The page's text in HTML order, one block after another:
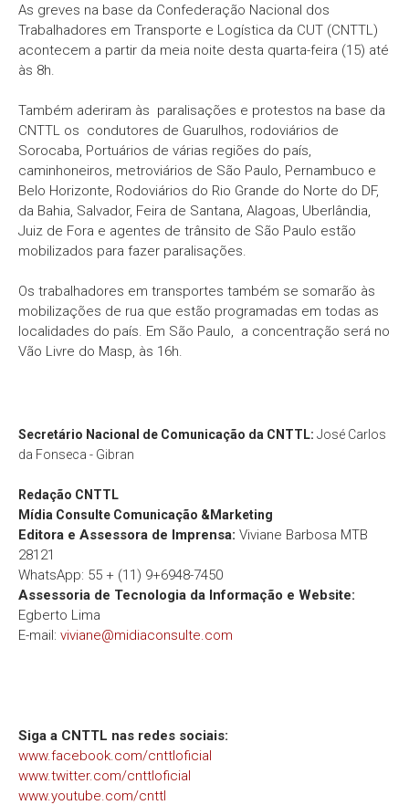
As greves na base da Confederação Nacional dos
Trabalhadores em Transporte e Logística da CUT (CNTTL)
acontecem a partir da meia noite desta quarta-feira (15) até
às 8h.
Também aderiram às paralisações e protestos na base da
CNTTL os condutores de Guarulhos, rodoviários de
Sorocaba, Portuários de várias regiões do país,
caminhoneiros, metroviários de São Paulo, Pernambuco e
Belo Horizonte, Rodoviários do Rio Grande do Norte do DF,
da Bahia, Salvador, Feira de Santana, Alagoas, Uberlândia,
Juiz de Fora e agentes de trânsito de São Paulo estão
mobilizados para fazer paralisações.
Os trabalhadores em transportes também se somarão às
mobilizações de rua que estão programadas em todas as
localidades do país. Em São Paulo, a concentração será no
Vão Livre do Masp, às 16h.
Secretário Nacional de Comunicação da CNTTL: José Carlos
da Fonseca - Gibran
Redação CNTTL
Mídia Consulte Comunicação &Marketing
Editora e Assessora de Imprensa: Viviane Barbosa MTB
28121
WhatsApp: 55 + (11) 9+6948-7450
Assessoria de Tecnologia da Informação e Website:
Egberto Lima
E-mail: viviane@midiaconsulte.com
Siga a CNTTL nas redes sociais:
www.facebook.com/cnttloficial
www.twitter.com/cnttloficial
www.youtube.com/cnttl